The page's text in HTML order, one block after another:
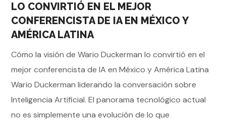
LO CONVIRTIÓ EN EL MEJOR
CONFERENCISTA DE IA EN MÉXICO Y
AMÉRICA LATINA
Cómo la visión de Wario Duckerman lo convirtió en el
mejor conferencista de IA en México y América Latina
Wario Duckerman liderando la conversación sobre
Inteligencia Artificial. El panorama tecnológico actual
no es simplemente una evolución de lo que